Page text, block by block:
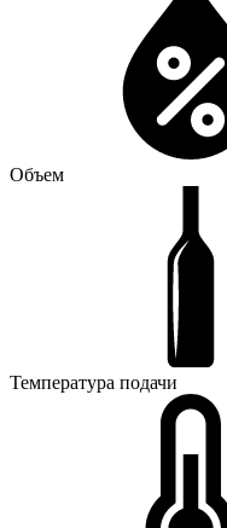
Объем
Температура подачи